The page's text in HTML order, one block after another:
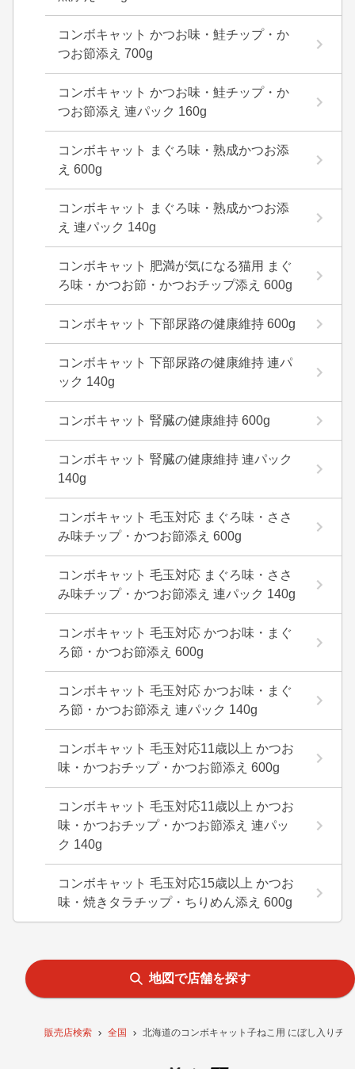
販売店検索 全国 北海道のコンボキャット子ねこ用 にぼし入りチ
コンボキャット かつお味・鮭チップ・か
つお節添え 700g
コンボキャット かつお味・鮭チップ・か
つお節添え 連パック 160g
コンボキャット まぐろ味・熟成かつお添
え 600g
コンボキャット まぐろ味・熟成かつお添
え 連パック 140g
コンボキャット 肥満が気になる猫用 まぐ
ろ味・かつお節・かつおチップ添え 600g
コンボキャット 下部尿路の健康維持 600g
コンボキャット 下部尿路の健康維持 連パ
ック 140g
コンボキャット 腎臓の健康維持 600g
コンボキャット 腎臓の健康維持 連パック
140g
コンボキャット 毛玉対応 まぐろ味・ささ
み味チップ・かつお節添え 600g
コンボキャット 毛玉対応 まぐろ味・ささ
み味チップ・かつお節添え 連パック 140g
コンボキャット 毛玉対応 かつお味・まぐ
ろ節・かつお節添え 600g
コンボキャット 毛玉対応 かつお味・まぐ
ろ節・かつお節添え 連パック 140g
コンボキャット 毛玉対応11歳以上 かつお
味・かつおチップ・かつお節添え 600g
コンボキャット 毛玉対応11歳以上 かつお
味・かつおチップ・かつお節添え 連パッ
ク 140g
コンボキャット 毛玉対応15歳以上 かつお
味・焼きタラチップ・ちりめん添え 600g
地図で店舗を探す